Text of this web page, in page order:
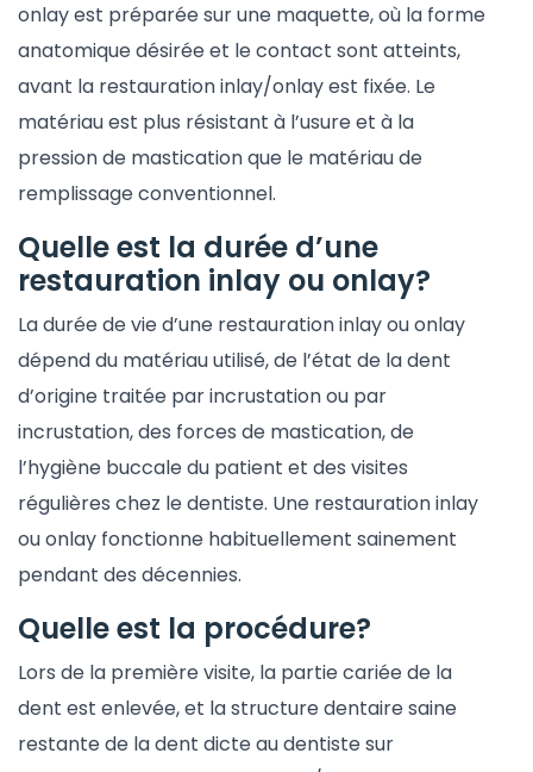
onlay est préparée sur une maquette, où la forme
anatomique désirée et le contact sont atteints,
avant la restauration inlay/onlay est fixée. Le
matériau est plus résistant à l’usure et à la
pression de mastication que le matériau de
remplissage conventionnel.
Quelle est la durée d’une
restauration inlay ou onlay?
La durée de vie d’une restauration inlay ou onlay
dépend du matériau utilisé, de l’état de la dent
d’origine traitée par incrustation ou par
incrustation, des forces de mastication, de
l’hygiène buccale du patient et des visites
régulières chez le dentiste. Une restauration inlay
ou onlay fonctionne habituellement sainement
pendant des décennies.
Quelle est la procédure?
Lors de la première visite, la partie cariée de la
dent est enlevée, et la structure dentaire saine
restante de la dent dicte au dentiste sur